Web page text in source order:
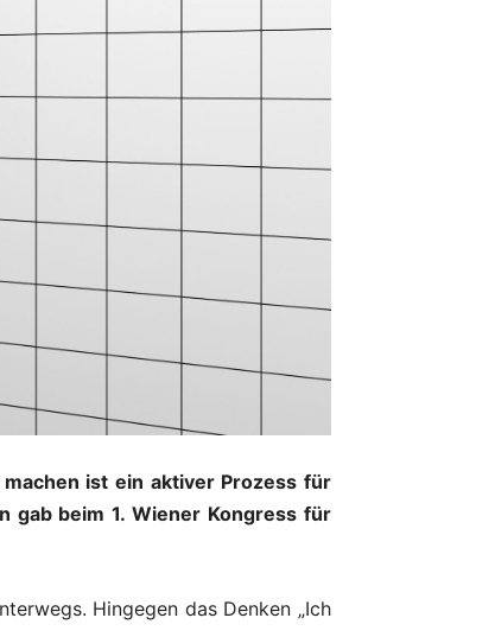
ist ein aktiver Prozess für
gab beim 1. Wiener Kongress für
Hingegen das Denken „Ich